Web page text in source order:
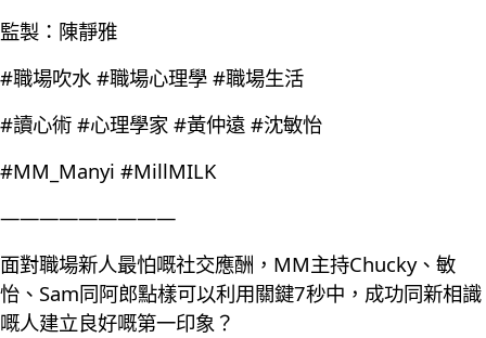
監製：陳靜雅
#職場吹水 #職場心理學 #職場生活
#讀心術 #心理學家 #黃仲遠 #沈敏怡
#MM_Manyi #MillMILK
—————————
面對職場新人最怕嘅社交應酬，MM主持Chucky、敏
怡、Sam同阿郎點樣可以利用關鍵7秒中，成功同新相識
嘅人建立良好嘅第一印象？